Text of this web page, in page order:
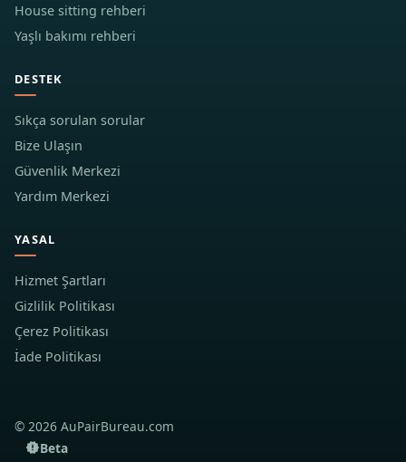
House sitting rehberi
Yaşlı bakımı rehberi
DESTEK
Sıkça sorulan sorular
Bize Ulaşın
Güvenlik Merkezi
Yardım Merkezi
YASAL
Hizmet Şartları
Gizlilik Politikası
Çerez Politikası
İade Politikası
© 2026 AuPairBureau.com
Beta